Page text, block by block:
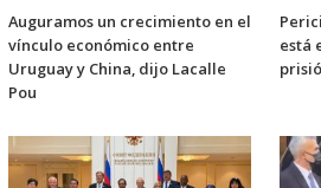
Auguramos un crecimiento en el
vínculo económico entre
Uruguay y China, dijo Lacalle
Pou
está